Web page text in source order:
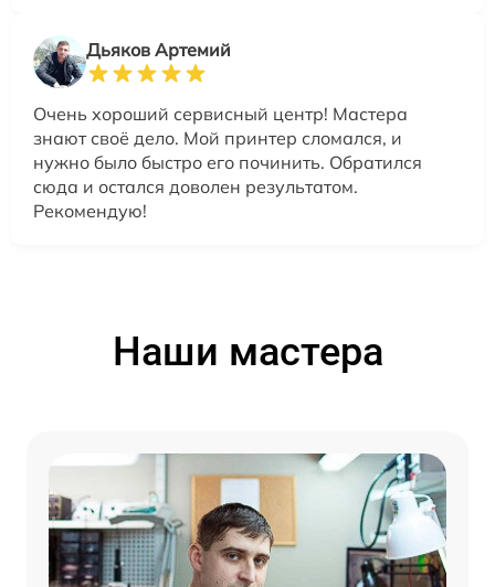
Дьяков Артемий
Очень хороший сервисный центр! Мастера
знают своё дело. Мой принтер сломался, и
нужно было быстро его починить. Обратился
сюда и остался доволен результатом.
Рекомендую!
Наши мастера